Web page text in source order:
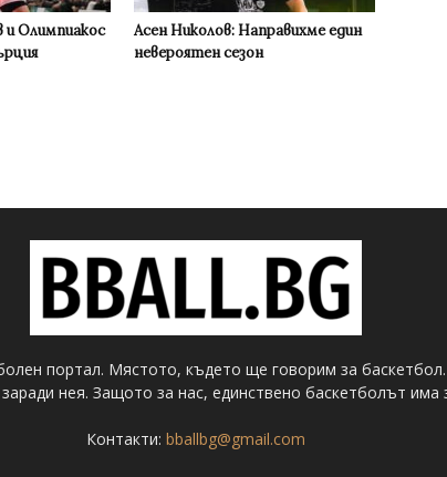
и Олимпиакос
Асен Николов: Направихме един
невероятен сезон
портал. Мястото, където ще говорим за
нея. Защото за нас, единствено баскетболът има
Контакти: bballbg@gmail.com